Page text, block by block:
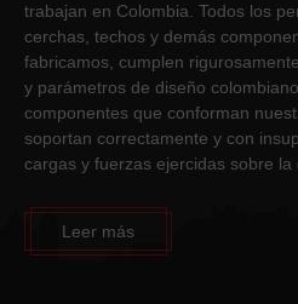
trabajan en Colombia. Todos los
cerchas, techos y demás
fabricamos, cumplen
y parámetros de diseño
componentes que conforman
soportan correctamente y con
cargas y fuerzas ejercidas sobre la
Leer más